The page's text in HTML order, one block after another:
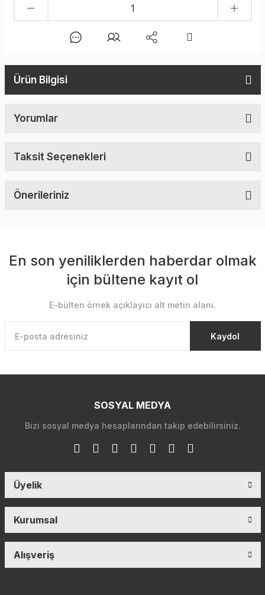
Ürün Bilgisi
Yorumlar
Taksit Seçenekleri
Önerileriniz
En son yeniliklerden haberdar olmak
için bültene kayıt ol
E-bülten örnek açıklayıcı alt metin alanı.
Kaydol
SOSYAL MEDYA
Bizi sosyal medya hesaplarından takip edebilirsiniz.
Üyelik
Kurumsal
Alışveriş